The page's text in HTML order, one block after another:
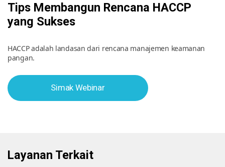
Tips Membangun Rencana HACCP
yang Sukses
HACCP adalah landasan dari rencana manajemen keamanan
pangan.
Simak Webinar
Layanan Terkait